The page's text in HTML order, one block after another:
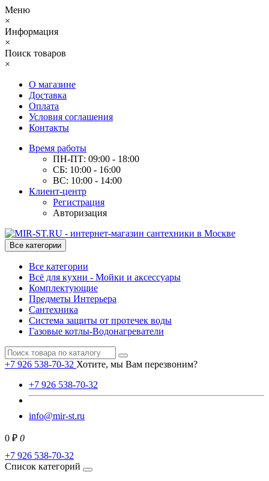
Меню
×
Информация
×
Поиск товаров
×
О магазине
Доставка
Оплата
Условия соглашения
Контакты
Время работы
ПН-ПТ: 09:00 - 18:00
СБ: 10:00 - 16:00
ВС: 10:00 - 14:00
Клиент-центр
Регистрация
Авторизация
Все категории
Все категории
Всё для кухни - Мойки и аксессуары
Комплектующие
Предметы Интерьера
Сантехника
Система защиты от протечек воды
Газовые котлы-Водонагреватели
+7 926 538-70-32 Хотите, мы Вам перезвоним?
+7 926 538-70-32
info@mir-st.ru
0 ₽ 0
+7 926 538-70-32
Список категорий